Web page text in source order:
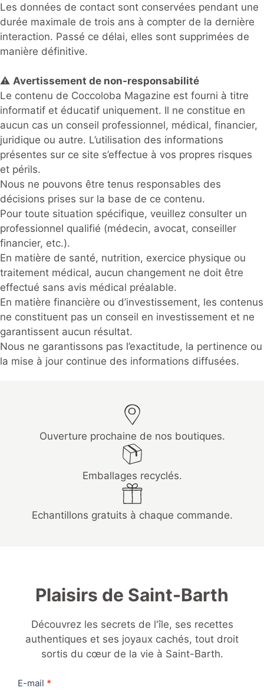
Les données de contact sont conservées pendant une
durée maximale de trois ans à compter de la dernière
interaction. Passé ce délai, elles sont supprimées de
manière définitive.
⚠️ Avertissement de non-responsabilité
Le contenu de Coccoloba Magazine est fourni à titre
informatif et éducatif uniquement. Il ne constitue en
aucun cas un conseil professionnel, médical, financier,
juridique ou autre. L’utilisation des informations
présentes sur ce site s’effectue à vos propres risques
et périls.
Nous ne pouvons être tenus responsables des
décisions prises sur la base de ce contenu.
Pour toute situation spécifique, veuillez consulter un
professionnel qualifié (médecin, avocat, conseiller
financier, etc.).
En matière de santé, nutrition, exercice physique ou
traitement médical, aucun changement ne doit être
effectué sans avis médical préalable.
En matière financière ou d’investissement, les contenus
ne constituent pas un conseil en investissement et ne
garantissent aucun résultat.
Nous ne garantissons pas l’exactitude, la pertinence ou
la mise à jour continue des informations diffusées.
Ouverture prochaine de nos boutiques.
Emballages recyclés.
Echantillons gratuits à chaque commande.
Plaisirs de Saint-Barth
Découvrez les secrets de l'île, ses recettes
authentiques et ses joyaux cachés, tout droit
sortis du cœur de la vie à Saint-Barth.
Contact
E-mail *